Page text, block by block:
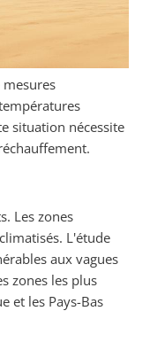
situation nécessite
Les zones
L'étude
aux vagues
zones les plus
et les Pays-Bas